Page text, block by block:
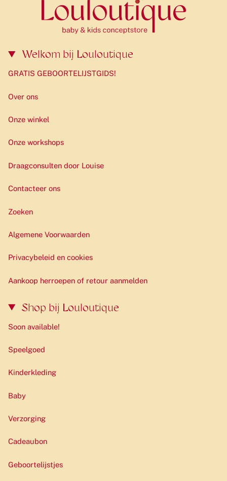
Welkom bij Louloutique
GRATIS GEBOORTELIJSTGIDS!
Over ons
Onze winkel
Onze workshops
Draagconsulten door Louise
Contacteer ons
Zoeken
Algemene Voorwaarden
Privacybeleid en cookies
Aankoop herroepen of retour aanmelden
Shop bij Louloutique
Soon available!
Speelgoed
Kinderkleding
Baby
Verzorging
Cadeaubon
Geboortelijstjes